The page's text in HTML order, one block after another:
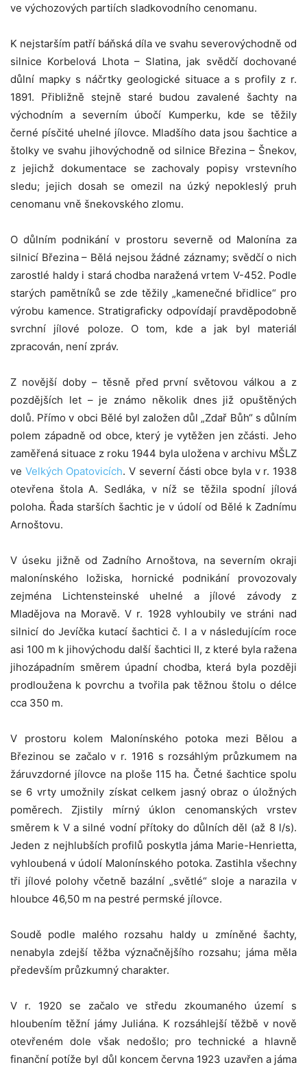
ve výchozových partiích sladkovodního cenomanu.
K nejstarším patří báňská díla ve svahu severovýchodně od
silnice Korbelová Lhota – Slatina, jak svědčí dochované
důlní mapky s náčrtky geologické situace a s profily z r.
1891. Přibližně stejně staré budou zavalené šachty na
východním a severním úbočí Kumperku, kde se těžily
černé písčité uhelné jílovce. Mladšího data jsou šachtice a
štolky ve svahu jihovýchodně od silnice Březina – Šnekov,
z jejichž dokumentace se zachovaly popisy vrstevního
sledu; jejich dosah se omezil na úzký nepokleslý pruh
cenomanu vně šnekovského zlomu.
O důlním podnikání v prostoru severně od Malonína za
silnicí Březina – Bělá nejsou žádné záznamy; svědčí o nich
zarostlé haldy i stará chodba naražená vrtem V-452. Podle
starých pamětníků se zde těžily „kamenečné břidlice“ pro
výrobu kamence. Stratigraficky odpovídají pravděpodobně
svrchní jílové poloze. O tom, kde a jak byl materiál
zpracován, není zpráv.
Z novější doby – těsně před první světovou válkou a z
pozdějších let – je známo několik dnes již opuštěných
dolů. Přímo v obci Bělé byl založen důl „Zdař Bůh“ s důlním
polem západně od obce, který je vytěžen jen zčásti. Jeho
zaměřená situace z roku 1944 byla uložena v archivu MŠLZ
ve Velkých Opatovicích. V severní části obce byla v r. 1938
otevřena štola A. Sedláka, v níž se těžila spodní jílová
poloha. Řada starších šachtic je v údolí od Bělé k Zadnímu
Arnoštovu.
V úseku jižně od Zadního Arnoštova, na severním okraji
malonínského ložiska, hornické podnikání provozovaly
zejména Lichtensteinské uhelné a jílové závody z
Mladějova na Moravě. V r. 1928 vyhloubily ve stráni nad
silnicí do Jevíčka kutací šachtici č. I a v následujícím roce
asi 100 m k jihovýchodu další šachtici II, z které byla ražena
jihozápadním směrem úpadní chodba, která byla později
prodloužena k povrchu a tvořila pak těžnou štolu o délce
cca 350 m.
V prostoru kolem Malonínského potoka mezi Bělou a
Březinou se začalo v r. 1916 s rozsáhlým průzkumem na
žáruvzdorné jílovce na ploše 115 ha. Četné šachtice spolu
se 6 vrty umožnily získat celkem jasný obraz o úložných
poměrech. Zjistily mírný úklon cenomanských vrstev
směrem k V a silné vodní přítoky do důlních děl (až 8 l/s).
Jeden z nejhlubších profilů poskytla jáma Marie-Henrietta,
vyhloubená v údolí Malonínského potoka. Zastihla všechny
tři jílové polohy včetně bazální „světlé“ sloje a narazila v
hloubce 46,50 m na pestré permské jílovce.
Soudě podle malého rozsahu haldy u zmíněné šachty,
nenabyla zdejší těžba význačnějšího rozsahu; jáma měla
především průzkumný charakter.
V r. 1920 se začalo ve středu zkoumaného území s
hloubením těžní jámy Juliána. K rozsáhlejší těžbě v nově
otevřeném dole však nedošlo; pro technické a hlavně
finanční potíže byl důl koncem června 1923 uzavřen a jáma